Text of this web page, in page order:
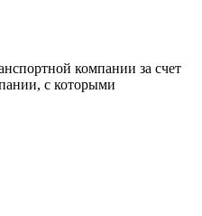
компании за счет
с которыми